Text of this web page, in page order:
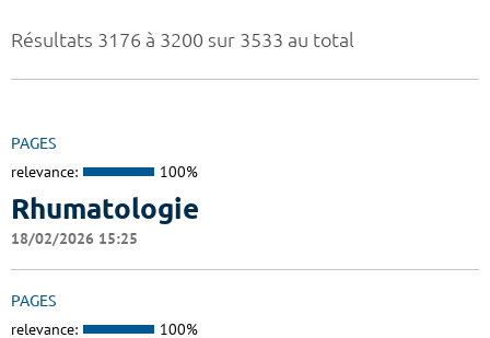
Résultats 3176 à 3200 sur 3533 au total
PAGES
relevance: 100%
Rhumatologie
18/02/2026 15:25
PAGES
relevance: 100%